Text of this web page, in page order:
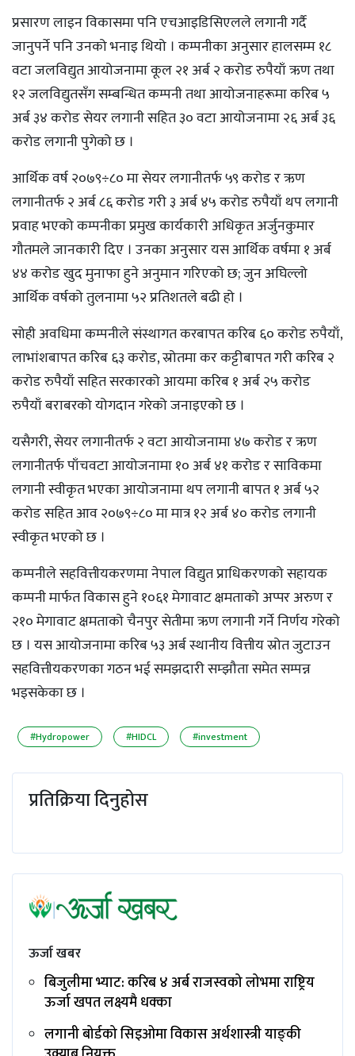
प्रसारण लाइन विकासमा पनि एचआइडिसिएलले लगानी गर्दै
जानुपर्ने पनि उनको भनाइ थियो । कम्पनीका अनुसार हालसम्म १८
वटा जलविद्युत आयोजनामा कूल २१ अर्ब २ करोड रुपैयाँ ऋण तथा
१२ जलविद्युतसँग सम्बन्धित कम्पनी तथा आयोजनाहरूमा करिब ५
अर्ब ३४ करोड सेयर लगानी सहित ३० वटा आयोजनामा २६ अर्ब ३६
करोड लगानी पुगेको छ ।
आर्थिक वर्ष २०७९÷८० मा सेयर लगानीतर्फ ५९ करोड र ऋण
लगानीतर्फ २ अर्ब ८६ करोड गरी ३ अर्ब ४५ करोड रुपैयाँ थप लगानी
प्रवाह भएको कम्पनीका प्रमुख कार्यकारी अधिकृत अर्जुनकुमार
गौतमले जानकारी दिए । उनका अनुसार यस आर्थिक वर्षमा १ अर्ब
४४ करोड खुद मुनाफा हुने अनुमान गरिएको छ; जुन अघिल्लो
आर्थिक वर्षको तुलनामा ५२ प्रतिशतले बढी हो ।
सोही अवधिमा कम्पनीले संस्थागत करबापत करिब ६० करोड रुपैयाँ,
लाभांशबापत करिब ६३ करोड, स्रोतमा कर कट्टीबापत गरी करिब २
करोड रुपैयाँ सहित सरकारको आयमा करिब १ अर्ब २५ करोड
रुपैयाँ बराबरको योगदान गरेको जनाइएको छ ।
यसैगरी, सेयर लगानीतर्फ २ वटा आयोजनामा ४७ करोड र ऋण
लगानीतर्फ पाँचवटा आयोजनामा १० अर्ब ४१ करोड र साविकमा
लगानी स्वीकृत भएका आयोजनामा थप लगानी बापत १ अर्ब ५२
करोड सहित आव २०७९÷८० मा मात्र १२ अर्ब ४० करोड लगानी
स्वीकृत भएको छ ।
कम्पनीले सहवित्तीयकरणमा नेपाल विद्युत प्राधिकरणको सहायक
कम्पनी मार्फत विकास हुने १०६१ मेगावाट क्षमताको अप्पर अरुण र
२१० मेगावाट क्षमताको चैनपुर सेतीमा ऋण लगानी गर्ने निर्णय गरेको
छ । यस आयोजनामा करिब ५३ अर्ब स्थानीय वित्तीय स्रोत जुटाउन
सहवित्तीयकरणका गठन भई समझदारी सम्झौता समेत सम्पन्न
भइसकेका छ ।
#Hydropower #HIDCL #investment
प्रतिक्रिया दिनुहोस
ऊर्जा खबर
बिजुलीमा भ्याट: करिब ४ अर्ब राजस्वको लोभमा राष्ट्रिय
ऊर्जा खपत लक्ष्यमै धक्का
लगानी बोर्डको सिइओमा विकास अर्थशास्त्री याङ्‌की